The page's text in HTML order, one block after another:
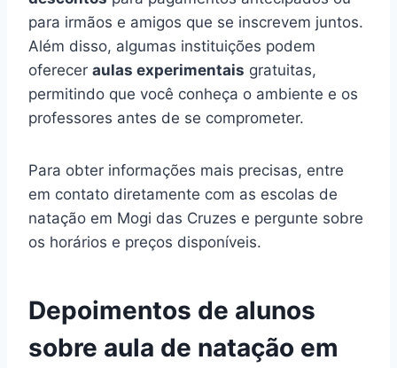
para irmãos e amigos que se inscrevem juntos.
Além disso, algumas instituições podem
oferecer aulas experimentais gratuitas,
permitindo que você conheça o ambiente e os
professores antes de se comprometer.
Para obter informações mais precisas, entre
em contato diretamente com as escolas de
natação em Mogi das Cruzes e pergunte sobre
os horários e preços disponíveis.
Depoimentos de alunos
sobre aula de natação em